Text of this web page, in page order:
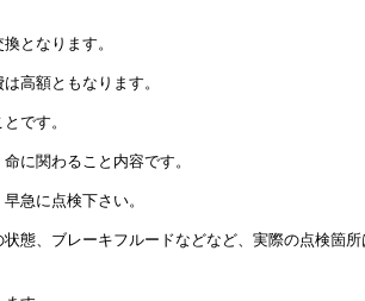
となります。
高額ともなります。
です。
に関わること内容です。
急に点検下さい。
態、ブレーキフルードなどなど、実際の点検箇